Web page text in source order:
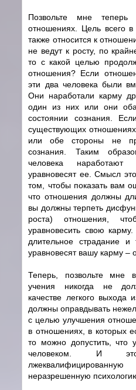
Позвольте мне
отношениях. Цель всего
также относится к
не ведут к росту, по
то с какой целью
отношения? Если
эти два человека были
Они наработали карму
один из них или они
состоянии сознания.
существующих
или обе стороны не
сознания. Таким
человека
уравновесят ее. Смысл
том, чтобы показать вам
что отношения должны
вы должны терпеть
роста) отношения,
уравновесить свою
длительное страдание и
уравновесят вашу карму –
Теперь, позвольте мне
учения никогда не
качестве легкого
должны оправдывать
с целью улучшения
в отношениях, в которых
то можно допустить, что
человеком. И
неразрешенную